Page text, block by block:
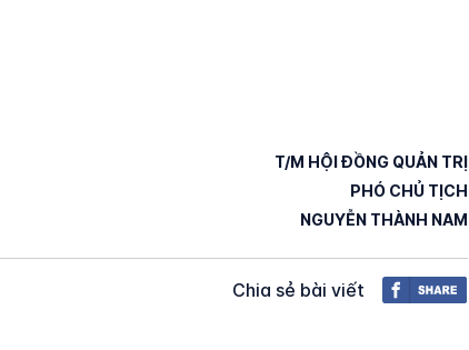
T/M HỘI ĐỒNG QUẢN TRỊ
PHÓ CHỦ TỊCH
NGUYỄN THÀNH NAM
Chia sẻ bài viết